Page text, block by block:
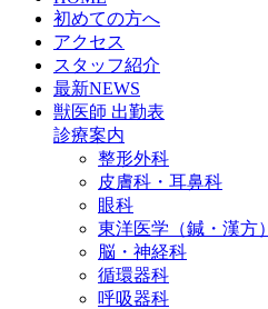
初めての方へ
アクセス
スタッフ紹介
最新NEWS
獣医師 出勤表
診療案内
整形外科
皮膚科・耳鼻科
眼科
東洋医学（鍼・漢方）
脳・神経科
循環器科
呼吸器科